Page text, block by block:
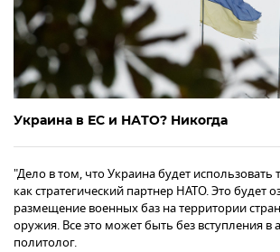
Украина в ЕС и НАТО? Никогда
"Дело в том, что Украина будет использовать
как стратегический партнер НАТО. Это будет
размещение военных баз на территории
оружия. Все это может быть без вступления в
политолог.